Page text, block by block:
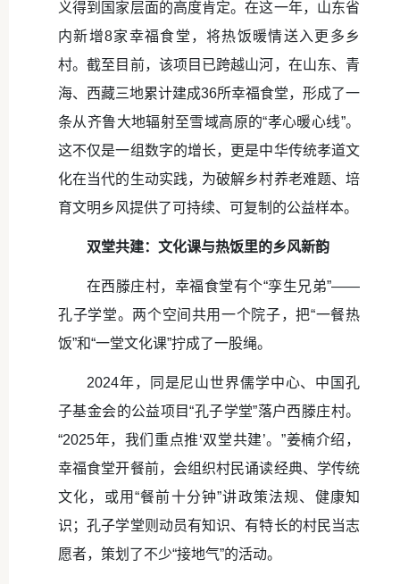
义得到国家层面的高度肯定。在这一年，山东省
内新增8家幸福食堂，将热饭暖情送入更多乡
村。截至目前，该项目已跨越山河，在山东、青
海、西藏三地累计建成36所幸福食堂，形成了一
条从齐鲁大地辐射至雪域高原的“孝心暖心线”。
这不仅是一组数字的增长，更是中华传统孝道文
化在当代的生动实践，为破解乡村养老难题、培
育文明乡风提供了可持续、可复制的公益样本。
双堂共建：文化课与热饭里的乡风新韵
在西滕庄村，幸福食堂有个“孪生兄弟”——
孔子学堂。两个空间共用一个院子，把“一餐热
饭”和“一堂文化课”拧成了一股绳。
2024年，同是尼山世界儒学中心、中国孔
子基金会的公益项目“孔子学堂”落户西滕庄村。
“2025年，我们重点推‘双堂共建’。”姜楠介绍，
幸福食堂开餐前，会组织村民诵读经典、学传统
文化，或用“餐前十分钟”讲政策法规、健康知
识；孔子学堂则动员有知识、有特长的村民当志
愿者，策划了不少“接地气”的活动。